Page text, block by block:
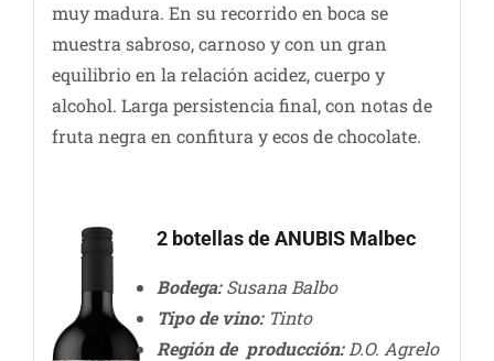
muy madura. En su recorrido en boca se
muestra sabroso, carnoso y con un gran
equilibrio en la relación acidez, cuerpo y
alcohol. Larga persistencia final, con notas de
fruta negra en confitura y ecos de chocolate.
2 botellas de ANUBIS Malbec
Bodega:Susana Balbo
Tipo de vino: Tinto
Región de producción:D.O. Agrelo